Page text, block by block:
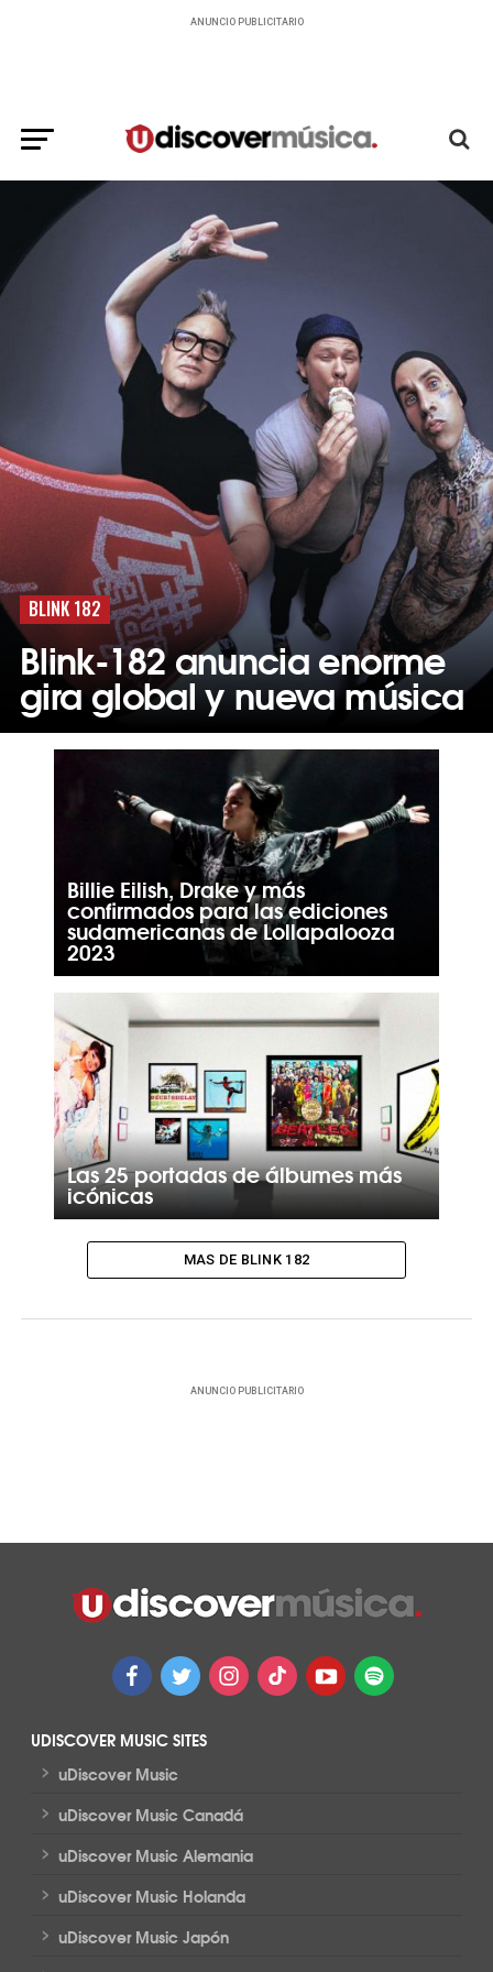
ANUNCIO PUBLICITARIO
BLINK 182
Blink-182 anuncia enorme
gira global y nueva música
Billie Eilish, Drake y más
confirmados para las ediciones
sudamericanas de Lollapalooza
2023
Las 25 portadas de álbumes más
icónicas
MAS DE BLINK 182
ANUNCIO PUBLICITARIO
UDISCOVER MUSIC SITES
> uDiscover Music
> uDiscover Music Canadá
> uDiscover Music Alemania
> uDiscover Music Holanda
> uDiscover Music Japón